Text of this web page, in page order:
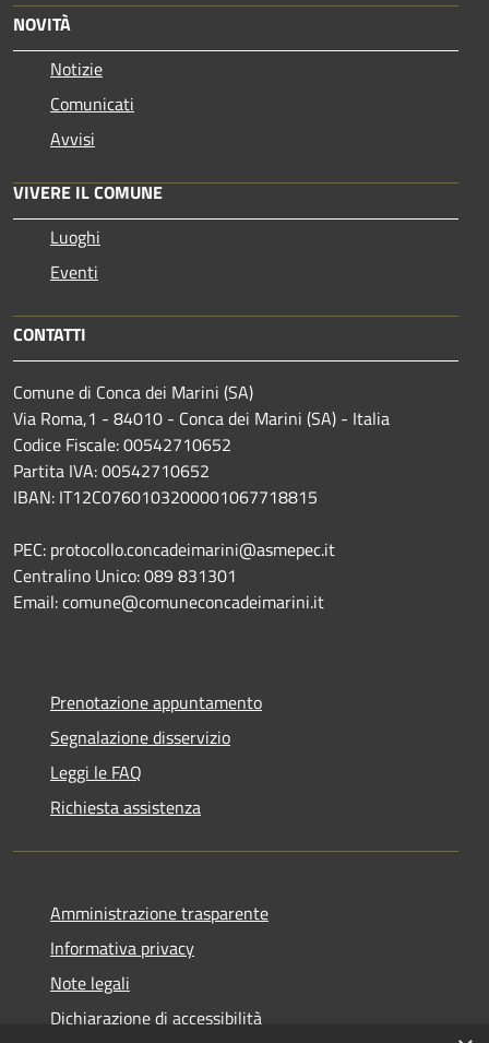
NOVITÀ
Notizie
Comunicati
Avvisi
VIVERE IL COMUNE
Luoghi
Eventi
CONTATTI
Comune di Conca dei Marini (SA)
Via Roma,1 - 84010 - Conca dei Marini (SA) - Italia
Codice Fiscale: 00542710652
Partita IVA: 00542710652
IBAN: IT12C0760103200001067718815
PEC: protocollo.concadeimarini@asmepec.it
Centralino Unico: 089 831301
Email: comune@comuneconcadeimarini.it
Prenotazione appuntamento
Segnalazione disservizio
Leggi le FAQ
Richiesta assistenza
Amministrazione trasparente
Informativa privacy
Note legali
Dichiarazione di accessibilità